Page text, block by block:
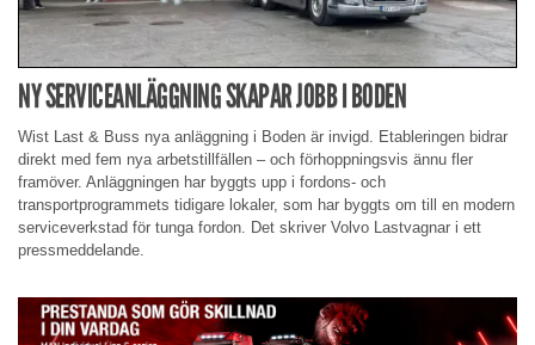
NY SERVICEANLÄGGNING SKAPAR JOBB I BODEN
Wist Last & Buss nya anläggning i Boden är invigd. Etableringen bidrar
direkt med fem nya arbetstillfällen – och förhoppningsvis ännu fler
framöver. Anläggningen har byggts upp i fordons- och
transportprogrammets tidigare lokaler, som har byggts om till en modern
serviceverkstad för tunga fordon. Det skriver Volvo Lastvagnar i ett
pressmeddelande.